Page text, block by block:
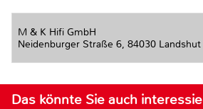
M & K Hifi GmbH
Neidenburger Straße 6, 84030 Landshut
Das könnte Sie auch